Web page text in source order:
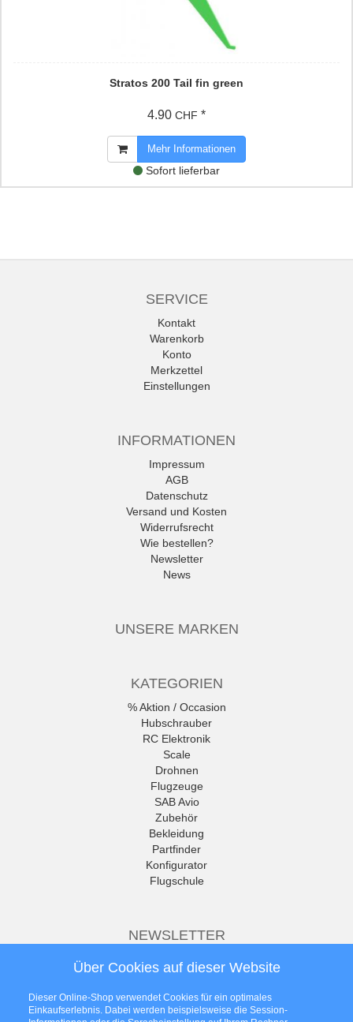
Stratos 200 Tail fin green
4.90 CHF *
Mehr Informationen
Sofort lieferbar
SERVICE
Kontakt
Warenkorb
Konto
Merkzettel
Einstellungen
INFORMATIONEN
Impressum
AGB
Datenschutz
Versand und Kosten
Widerrufsrecht
Wie bestellen?
Newsletter
News
UNSERE MARKEN
KATEGORIEN
% Aktion / Occasion
Hubschrauber
RC Elektronik
Scale
Drohnen
Flugzeuge
SAB Avio
Zubehör
Bekleidung
Partfinder
Konfigurator
Flugschule
NEWSLETTER
besten Angebote per E-Mail, damit
Newsletter
Über Cookies auf dieser Website
Dieser Online-Shop verwendet Cookies für ein optimales
Einkaufserlebnis. Dabei werden beispielsweise die Session-